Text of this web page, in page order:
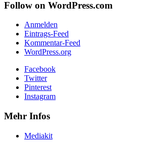
Follow on WordPress.com
Anmelden
Eintrags-Feed
Kommentar-Feed
WordPress.org
Facebook
Twitter
Pinterest
Instagram
Mehr Infos
Mediakit